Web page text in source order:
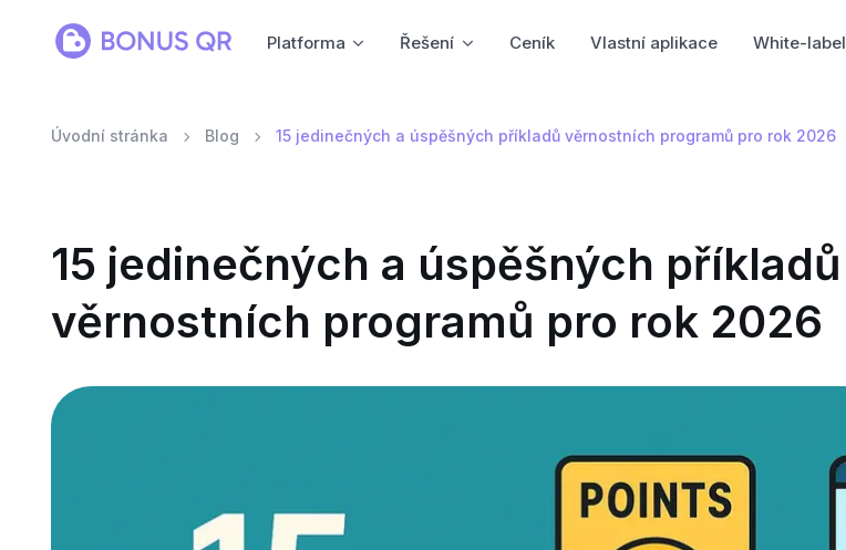
Platforma Řešení Ceník Vlastní aplikace White-label
Úvodní stránka Blog 15 jedinečných a úspěšných příkladů věrnostních programů pro rok 2026
15 jedinečných a úspěšných příkladů
věrnostních programů pro rok 2026